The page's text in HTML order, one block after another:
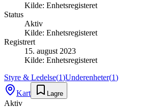
Kilde: Enhetsregisteret
Status
Aktiv
Kilde: Enhetsregisteret
Registrert
15. august 2023
Kilde: Enhetsregisteret
Styre & Ledelse(1)Underenheter(1)
Kart
Lagre
Aktiv